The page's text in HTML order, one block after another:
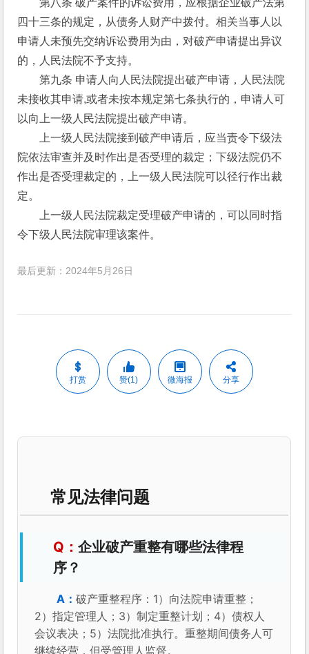
第八条 破产案件的诉讼费用，应根据企业破产法第
四十三条的规定，从债务人财产中拨付。相关当事人以
申请人未预先交纳诉讼费用为由，对破产申请提出异议
的，人民法院不予支持。
第九条 申请人向人民法院提出破产申请，人民法院
未接收其申请,或者未按本规定第七条执行的，申请人可
以向上一级人民法院提出破产申请。
上一级人民法院接到破产申请后，应当责令下级法
院依法审查并及时作出是否受理的裁定；下级法院仍不
作出是否受理裁定的，上一级人民法院可以径行作出裁
定。
上一级人民法院裁定受理破产申请的，可以同时指
令下级人民法院审理该案件。
最后更新：2024年5月26日
打赏 赞(1) 微海报 分享
常见法律问题
企业破产重整有哪些法律程
序？
破产重整程序：1）向法院申请重整；
2）指定管理人；3）制定重整计划；4）债权人
会议表决；5）法院批准执行。重整期间债务人可
继续经营，但受管理人监督。